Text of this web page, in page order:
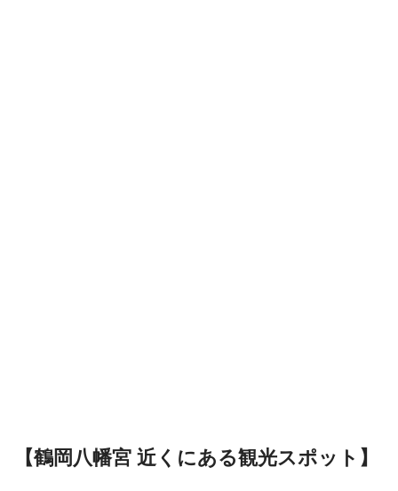
【鶴岡八幡宮 近くにある観光スポット】